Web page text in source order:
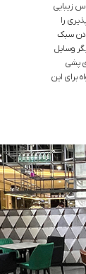
زیبایی
را
سبک
وسایل
پشی
برای این